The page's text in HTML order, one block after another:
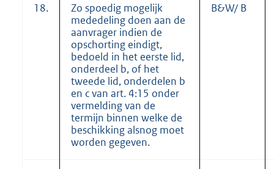
18.
Zo spoedig mogelijk
mededeling doen aan de
aanvrager indien de
opschorting eindigt,
bedoeld in het eerste lid,
onderdeel b, of het
tweede lid, onderdelen b
en c van art. 4:15 onder
vermelding van de
termijn binnen welke de
beschikking alsnog moet
worden gegeven.
B&W/ B